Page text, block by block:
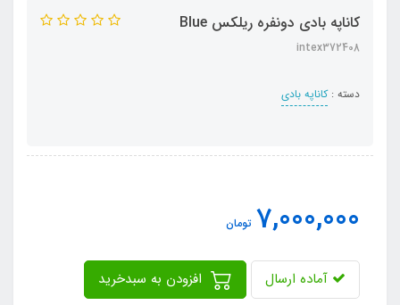
کاناپه بادی دونفره ریلکس Blue
intex372408
دسته :کاناپه بادی
7,000,000 تومان
آماده ارسال